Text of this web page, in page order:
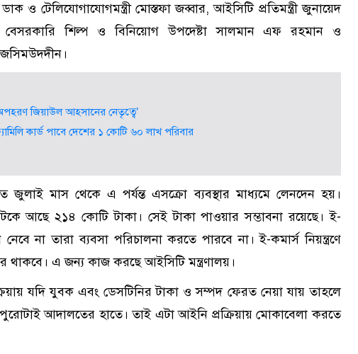
ও টেলিযোগাযোগমন্ত্রী মোস্তফা জব্বার, আইসিটি প্রতিমন্ত্রী জুনায়েদ
বেসরকারি শিল্প ও বিনিয়োগ উপদেষ্টা সালমান এফ রহমান ও
অপহরণ জিয়াউল আহসানের নেতৃত্বে’
কার্ড পাবে দেশের ১ কোটি ৬০ লাখ পরিবার
মাস থেকে এ পর্যন্ত এসক্রো ব্যবস্থার মাধ্যমে লেনদেন হয়।
আছে ২১৪ কোটি টাকা। সেই টাকা পাওয়ার সম্ভাবনা রয়েছে। ই-
নেবে না তারা ব্যবসা পরিচালনা করতে পারবে না। ই-কমার্স নিয়ন্ত্রণে
থাকবে। এ জন্য কাজ করছে আইসিটি মন্ত্রণালয়।
যদি যুবক এবং ডেসটিনির টাকা ও সম্পদ ফেরত নেয়া যায় তাহলে
আদালতের হাতে। তাই এটা আইনি প্রক্রিয়ায় মোকাবেলা করতে